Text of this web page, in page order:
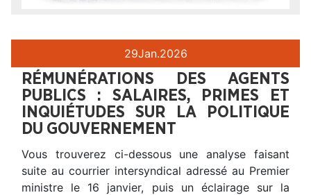
29Jan.2026
RÉMUNÉRATIONS DES AGENTS
PUBLICS : SALAIRES, PRIMES ET
INQUIÉTUDES SUR LA POLITIQUE
DU GOUVERNEMENT
Vous trouverez ci-dessous une analyse faisant
suite au courrier intersyndical adressé au Premier
ministre le 16 janvier, puis un éclairage sur la